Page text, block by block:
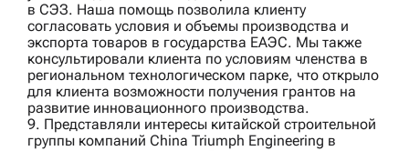
в СЭЗ. Наша помощь позволила клиенту
согласовать условия и объемы производства и
экспорта товаров в государства ЕАЭС. Мы также
консультировали клиента по условиям членства в
региональном технологическом парке, что открыло
для клиента возможности получения грантов на
развитие инновационного производства.
9. Представляли интересы китайской строительной
группы компаний China Triumph Engineering в